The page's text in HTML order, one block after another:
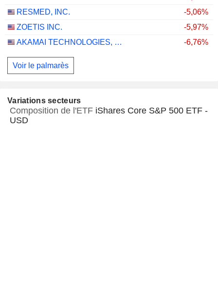
RESMED, INC.
-5,06%
ZOETIS INC.
-5,97%
AKAMAI TECHNOLOGIES, INC.
-6,76%
Voir le palmarès
Variations secteurs
Composition de l'ETF iShares Core S&P 500 ETF -
USD